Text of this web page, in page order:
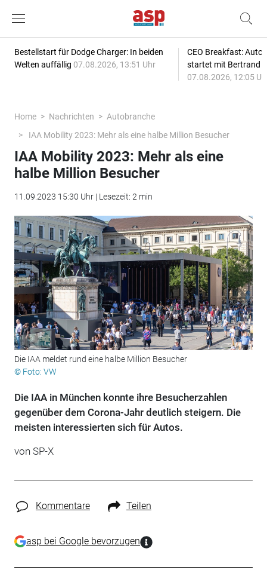
Bestellstart für Dodge Charger: In beiden
Welten auffällig 07.08.2026, 13:51 Uhr
CEO Breakfast:
startet mit Bertrand
07.08.2026, 12:05
Home Nachrichten
Autobranche
IAA Mobility 2023: Mehr als eine halbe Million Besucher
IAA Mobility 2023: Mehr als eine
halbe Million Besucher
11.09.2023 15:30 Uhr | Lesezeit: 2 min
Die IAA meldet rund eine halbe Million Besucher
© Foto: VW
Die IAA in München konnte ihre Besucherzahlen
gegenüber dem Corona-Jahr deutlich steigern. Die
meisten interessierten sich für Autos.
von SP-X
Kommentare Teilen
asp bei Google bevorzugen